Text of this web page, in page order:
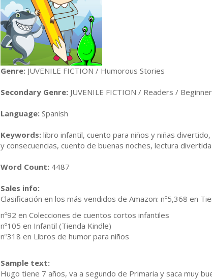
Genre: JUVENILE FICTION / Humorous Stories
Secondary Genre: JUVENILE FICTION / Readers / Beginner
Language: Spanish
Keywords: libro infantil, cuento para niños y niñas
y consecuencias, cuento de buenas noches, lectura
Word Count: 4487
Sales info:
Clasificación en los más vendidos de Amazon: nº5,368 en
nº92 en Colecciones de cuentos cortos infantiles
nº105 en Infantil (Tienda Kindle)
nº318 en Libros de humor para niños
Sample text:
Hugo tiene 7 años, va a segundo de Primaria y saca muy